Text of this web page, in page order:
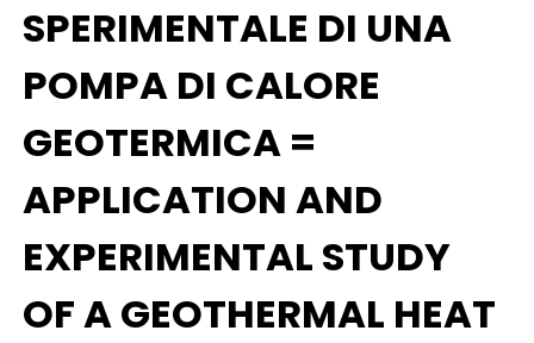
SPERIMENTALE DI UNA
POMPA DI CALORE
GEOTERMICA =
APPLICATION AND
EXPERIMENTAL STUDY
OF A GEOTHERMAL HEAT